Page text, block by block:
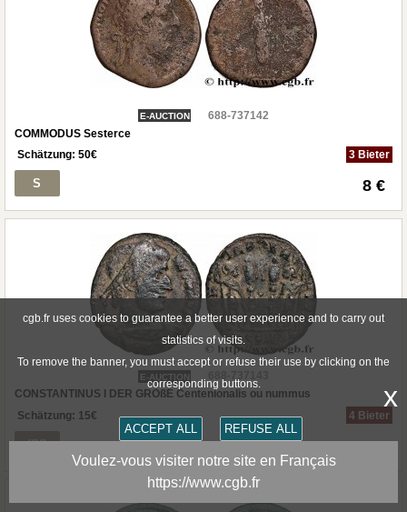
E-AUCTION
688-737142
COMMODUS Sesterce
Schätzung: 50€ 3 Bieter
S 8 €
E-AUCTION
CONSTANTINUS I DER GROßE Centenionalis ou nummus
Schätzung: 15€ 4 Bieter
fSS 8 €
cgb.fr uses cookies to guarantee a better user experience and to carry out
statistics of visits.
To remove the banner, you must accept or refuse their use by clicking on the
corresponding buttons.
ACCEPT ALL REFUSE ALL
x
Voulez-vous visiter notre site en Français
https://www.cgb.fr